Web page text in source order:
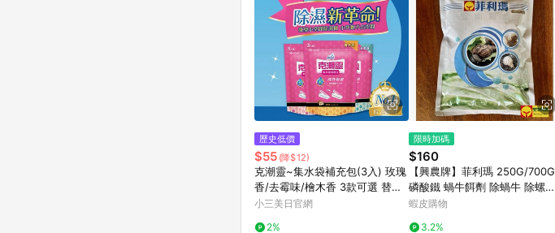
歷史低價
$55 (降$12)
克潮靈~集水袋補充包(3入) 玫瑰
香/去霉味/檜木香 3款可選 替換
包
小三美日官網
2%
限時加碼
$160
【興農牌】菲利瑪 250G/700G
磷酸鐵 蝸牛餌劑 除蝸牛 除螺劑
蝸牛藥 蛞蝓 非洲大蝸牛 非農藥
蝦皮購物
3.2%